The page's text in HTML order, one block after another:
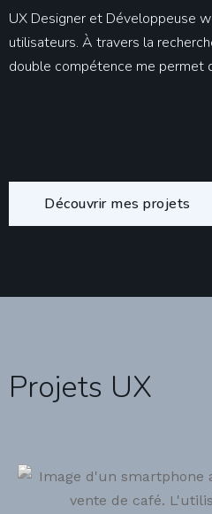
UX Designer et Développeuse
utilisateurs. À travers la
double compétence me permet
Découvrir mes projets
Projets UX